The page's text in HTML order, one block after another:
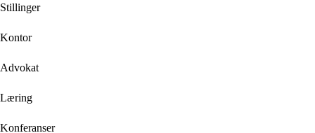
Stillinger
Kontor
Advokat
Læring
Konferanser